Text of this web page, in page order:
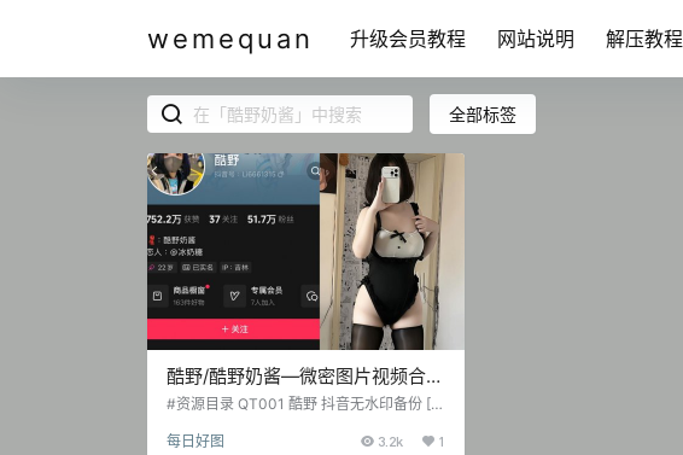
wemequan 升级会员教程 网站说明 解压教程
全部标签
酷野/酷野奶酱—微密图片视频合集
【持续更新】
#资源目录 QT001 酷野 抖音无水印备份 [2
01期 [52P-7V 70.04 MB] 抖音 酷野 铁粉空
每日好图 3.2k 1